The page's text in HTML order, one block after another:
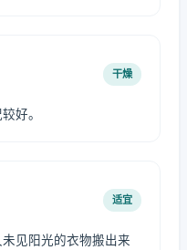
干燥
好。
适宜
见阳光的衣物搬出来